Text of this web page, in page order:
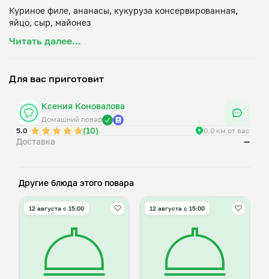
Куриное филе, ананасы, кукуруза консервированная,
Читать далее...
Для вас приготовит
Ксения Коновалова
Домашний повар
5.0
(10) 0.0 км от вас
Доставка —
Другие блюда этого повара
12 августа с 15:00 12 августа с 15:00